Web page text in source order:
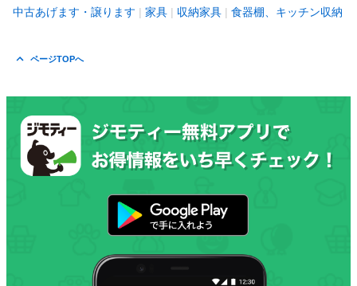
中古あげます・譲ります 家具 収納家具 食器棚、キッチン収納
ページTOPへ